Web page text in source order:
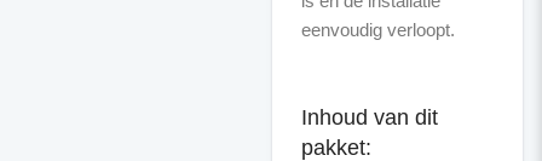
eenvoudig verloopt.
Inhoud van dit
pakket: